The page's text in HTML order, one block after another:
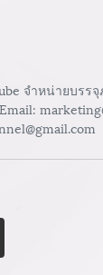
จำหน่ายบรรจุ